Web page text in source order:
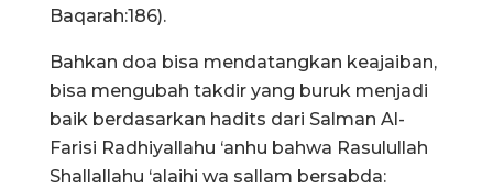
Baqarah:186).
Bahkan doa bisa mendatangkan keajaiban,
bisa mengubah takdir yang buruk menjadi
baik berdasarkan hadits dari Salman Al-
Farisi Radhiyallahu ‘anhu bahwa Rasulullah
Shallallahu ‘alaihi wa sallam bersabda: